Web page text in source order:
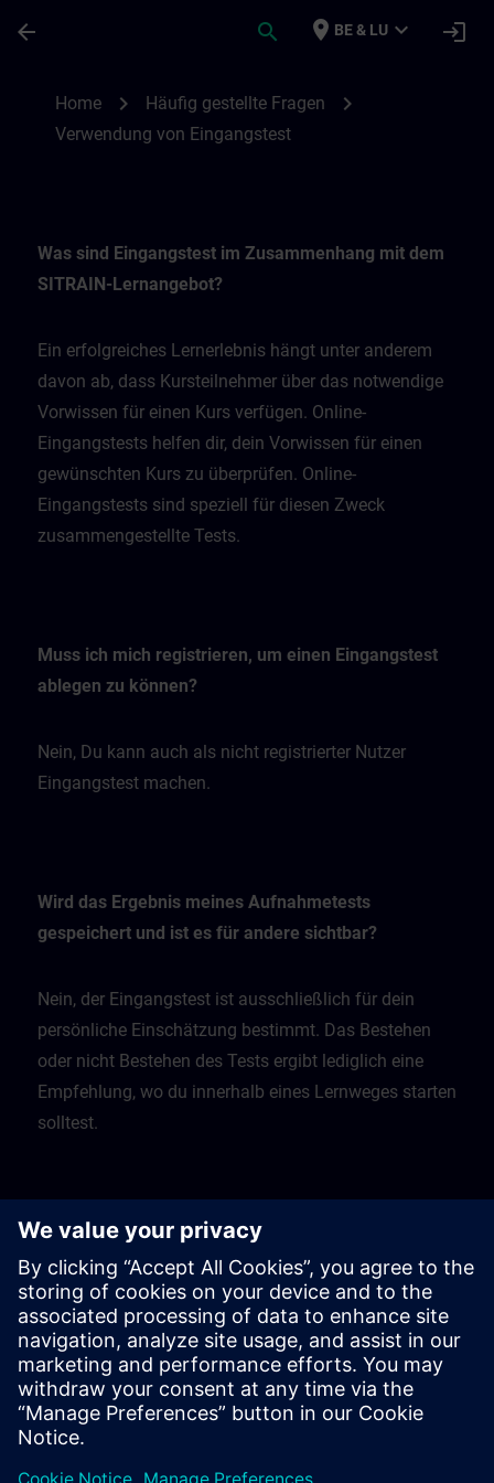
arrow_back search place BE & LU expand_more login
Home chevron_right Häufig gestellte Fragen chevron_right
Verwendung von Eingangstest
Was sind Eingangstest im Zusammenhang mit dem
SITRAIN-Lernangebot?
Ein erfolgreiches Lernerlebnis hängt unter anderem
davon ab, dass Kursteilnehmer über das notwendige
Vorwissen für einen Kurs verfügen. Online-
Eingangstests helfen dir, dein Vorwissen für einen
gewünschten Kurs zu überprüfen. Online-
Eingangstests sind speziell für diesen Zweck
zusammengestellte Tests.
Muss ich mich registrieren, um einen Eingangstest
ablegen zu können?
Nein, Du kann auch als nicht registrierter Nutzer
Eingangstest machen.
Wird das Ergebnis meines Aufnahmetests
gespeichert und ist es für andere sichtbar?
Nein, der Eingangstest ist ausschließlich für dein
persönliche Einschätzung bestimmt. Das Bestehen
oder nicht Bestehen des Tests ergibt lediglich eine
Empfehlung, wo du innerhalb eines Lernweges starten
solltest.
Was soll ich tun, wenn ich einen Test nicht
bestanden habe?
Die Tests geben dir dann eine Empfehlung, mit
welchem vorgeschaltetem Kurs du dein Lernen
beginnen solltest.